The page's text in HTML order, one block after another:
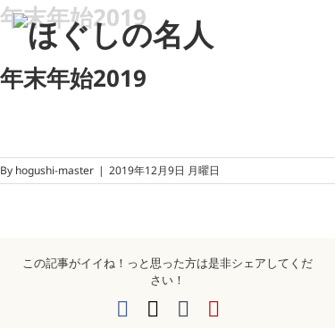
年末年始2019
年末年始2019
By hogushi-master | 2019年12月9日 月曜日
この記事がイイね！っと思った方は是非シェアしてくだ
さい！
Facebook
X TumblrPinterest